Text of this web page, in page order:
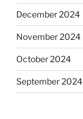
December 2024
November 2024
October 2024
September 2024